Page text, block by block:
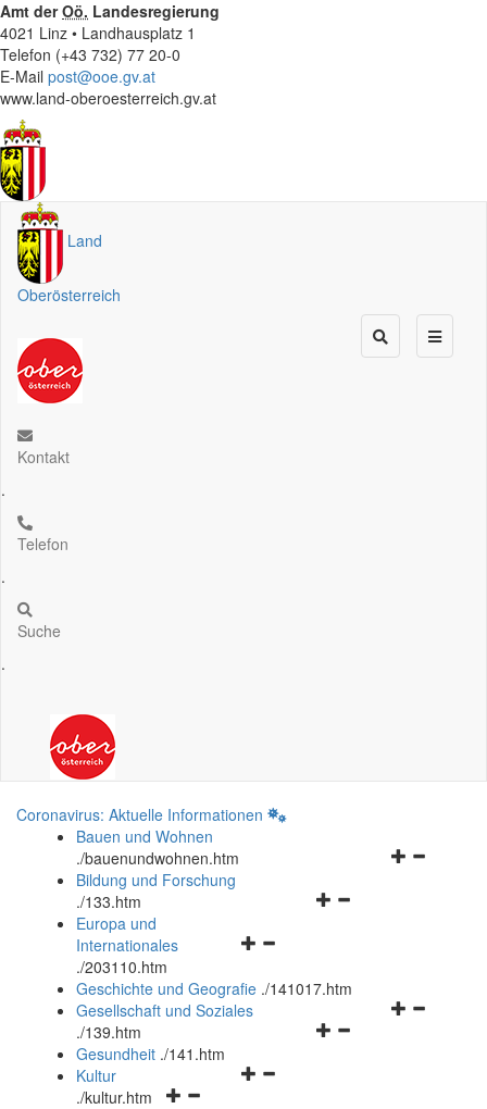
Amt derOö. Landesregierung
4021 Linz • Landhausplatz 1
Telefon (+43 732) 77 20-0
E-Mail post@ooe.gv.at
www.land-oberoesterreich.gv.at
Land
Oberösterreich
Kontakt
.
Telefon
.
Suche
.
Coronavirus: Aktuelle Informationen
Bauen und Wohnen
./bauenundwohnen.htm
Navigationsmenü
Bildung und Forschung
./133.htm
Navigationsmenü
und
schließen
Europa und
Internationales
./203110.htm
Geschichte und Geografie ./141017.htm
Navigationsmenü
Gesellschaft und Soziales
./139.htm
Navigationsmenü
Gesundheit ./141.htm
Navigationsmenü
Kultur
./kultur.htm